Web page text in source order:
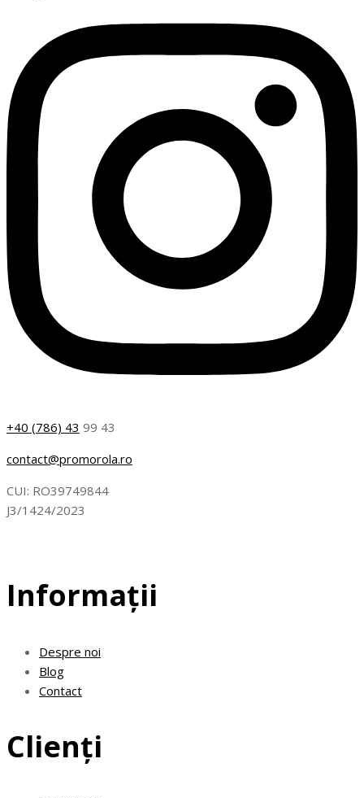
+40 (786) 43 99 43
contact@promorola.ro
CUI: RO39749844
J3/1424/2023
Informații
Despre noi
Blog
Contact
Clienți